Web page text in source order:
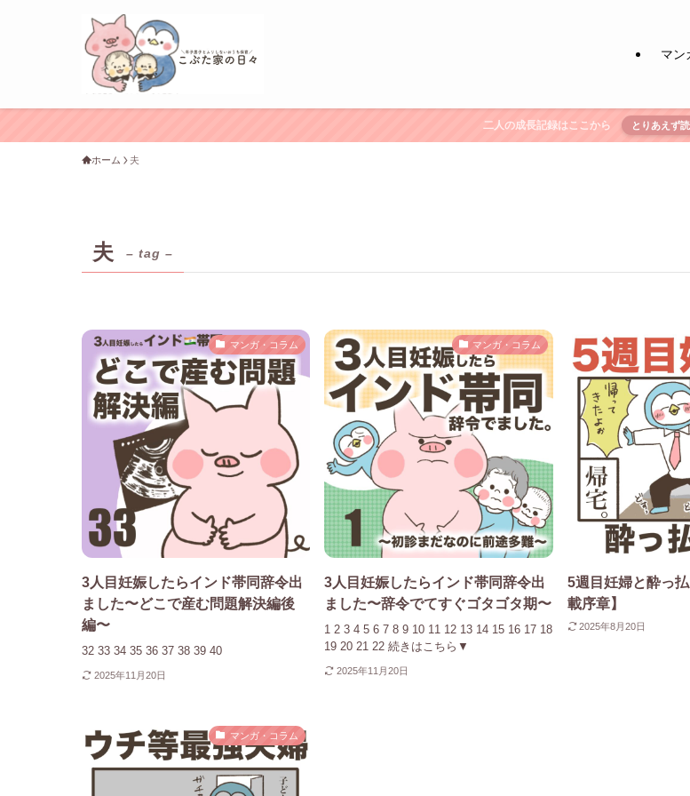
マン
二人の成長記録はここから とりあえず
ホーム 夫
夫 – tag –
マンガ・コラム
3人目妊娠したらインド帯同辞令出
ました〜どこで産む問題解決編後
編〜
32 33 34 35 36 37 38 39 40
2025年11月20日
マンガ・コラム
3人目妊娠したらインド帯同辞令出
ました〜辞令でてすぐゴタゴタ期〜
1 2 3 4 5 6 7 8 9 10 11 12 13 14 15 16 17 18
19 20 21 22 続きはこちら▼
2025年11月20日
5週目妊婦と酔っ
載序章】
2025年8月20日
マンガ・コラム